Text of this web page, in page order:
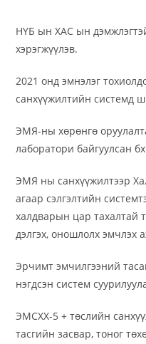
НҮБ ын ХАС ын
хэрэгжүүлэв.
2021 онд эмнэлэг
санхүүжилтийн системд
ЭМЯ-ны хөрөнгө
лаборатори байгуулсан
ЭМЯ ны санхүүжилтээр
агаар сэлгэлтийн
халдварын цар тахалтай
дэлгэх, оношлолх эмчлэх
Эрчимт эмчилгээний
нэгдсэн систем
ЭМСХХ-5 + төслийн
тасгийн засвар, тоног